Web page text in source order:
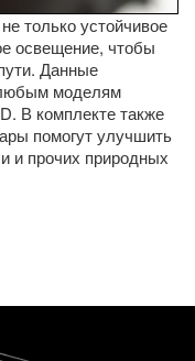
только устойчивое
освещение, чтобы
Данные
моделям
В комплекте также
помогут улучшить
и прочих природных